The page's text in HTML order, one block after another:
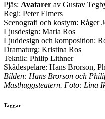
Pjäs: Avatarer av Gustav
Regi: Peter Elmers
Scenografi och kostym: Råger
Ljusdesign: Maria Ros
Ljuddesign och komposition:
Dramaturg: Kristina Ros
Teknik: Philip Lithner
Skådespelare: Hans Brorson,
Bilden: Hans Brorson och
Masthuggsteatern. Foto: Lina
Taggar